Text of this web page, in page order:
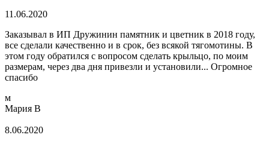
11.06.2020
Заказывал в ИП Дружинин памятник и цветник в 2018 году,
все сделали качественно и в срок, без всякой тягомотины. В
этом году обратился с вопросом сделать крыльцо, по моим
размерам, через два дня привезли и установили... Огромное
спасибо
м
Мария В
8.06.2020